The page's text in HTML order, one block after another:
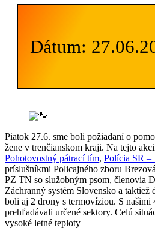
Dátum:
Piatok 27.6. sme boli požiadaní o
žene v trenčianskom kraji. Na tejto
Pohotovostný pátrací tím, Polícia SR –
príslušníkmi Policajného zboru
PZ TN so služobným psom, členovia
Záchranný systém Slovensko a
boli aj 2 drony s termovíziou. S
prehľadávali určené sektory. Celú
vysoké letné teploty